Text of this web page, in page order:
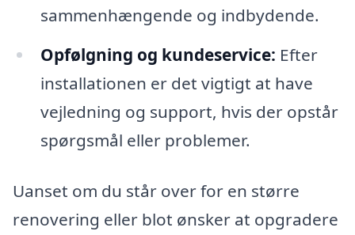
sammenhængende og indbydende.
Opfølgning og kundeservice: Efter
installationen er det vigtigt at have
vejledning og support, hvis der opstår
spørgsmål eller problemer.
Uanset om du står over for en større
renovering eller blot ønsker at opgradere